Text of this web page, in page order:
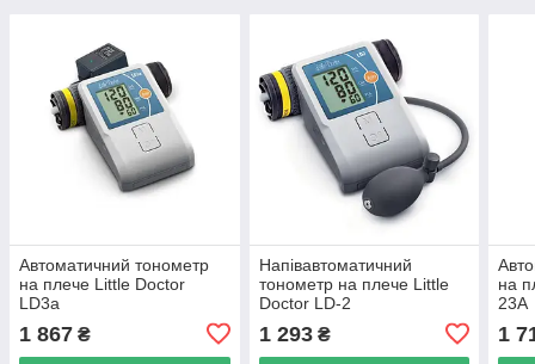
Автоматичний тонометр
на плече Little Doctor
LD3a
1 867 ₴
Напівавтоматичний
тонометр на плече Little
Doctor LD-2
1 293₴
на
23A
1